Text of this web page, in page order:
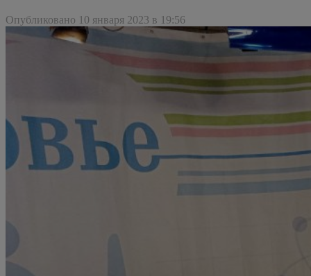
Опубликовано 10 января 2023 в 19:56